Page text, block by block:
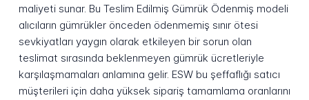
maliyeti sunar. Bu Teslim Edilmiş Gümrük Ödenmiş modeli
alıcıların gümrükler önceden ödenmemiş sınır ötesi
sevkiyatları yaygın olarak etkileyen bir sorun olan
teslimat sırasında beklenmeyen gümrük ücretleriyle
karşılaşmamaları anlamına gelir. ESW bu şeffaflığı satıcı
müşterileri için daha yüksek sipariş tamamlama oranlarını